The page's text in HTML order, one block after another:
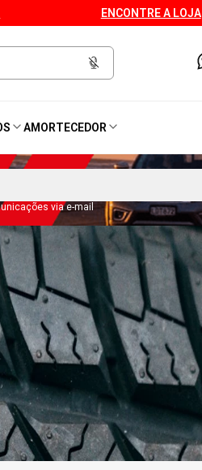
ENCONTRE A LOJA
AMORTECEDOR
via e-mail